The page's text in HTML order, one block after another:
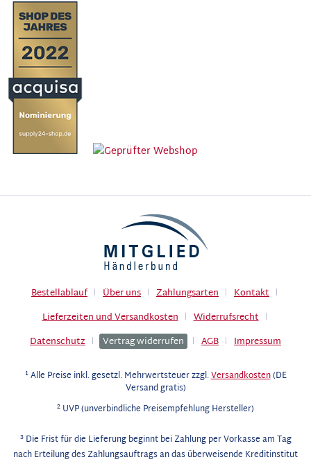
Bestellablauf Über uns Zahlungsarten
Kontakt
Lieferzeiten und Versandkosten
Widerrufsrecht
Datenschutz
Vertrag widerrufen AGB Impressum
1Alle Preise inkl. gesetzl. Mehrwertsteuer zzgl.Versandkosten(DE
Versand gratis)
2 UVP (unverbindliche Preisempfehlung Hersteller)
3Die Frist für die Lieferung beginnt bei Zahlung per Vorkasse am Tag
nach Erteilung des Zahlungsauftrags an das überweisende Kreditinstitut